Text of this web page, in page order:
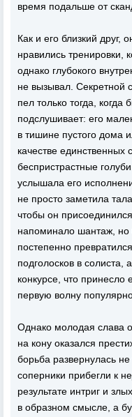
время подальше от
Как и его близкий друг,
нравились тренировки,
однако глубокого
не вызывал.
пел только тогда, когда
подслушивает: его
в тишине пустого дома
качестве единственных
беспристрастные
услышала его
не просто заметила
чтобы он
напоминало шантаж, но
постепенно
подголосков в солиста,
конкурсе, что
первую волну
Однако молодая слава
на кону оказался
борьба развернулась
соперники прибегли к
результате интриг и
в образном смысле, а